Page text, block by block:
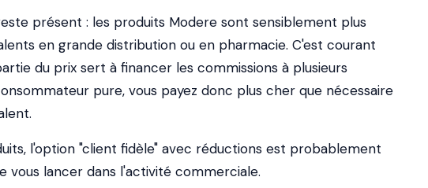
présent : les produits Modere sont sensiblement plus
en grande distribution ou en pharmacie. C'est courant
du prix sert à financer les commissions à plusieurs
pure, vous payez donc plus cher que nécessaire
l'option "client fidèle" avec réductions est probablement
vous lancer dans l'activité commerciale.